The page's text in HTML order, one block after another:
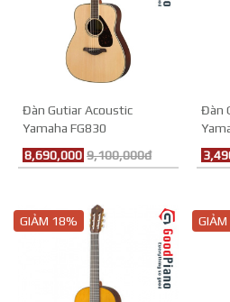
Đàn Gutiar Acoustic
Yamaha FG830
8,690,000 9,100,000đ
Đàn
GIẢM 18%